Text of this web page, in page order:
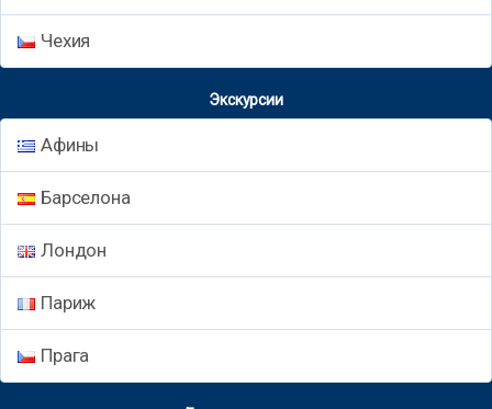
Чехия
Экскурсии
Афины
Барселона
Лондон
Париж
Прага